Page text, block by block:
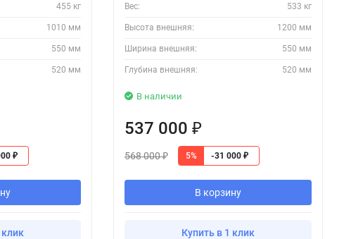
455 кг
1010 мм
550 мм
520 мм
₽
клик
Вес: 533 кг
Высота внешняя: 1200 мм
Ширина внешняя: 550 мм
Глубина внешняя: 520 мм
В наличии
537 000 ₽
568 000₽ 5% -31 000 ₽
В корзину
Купить в 1 клик